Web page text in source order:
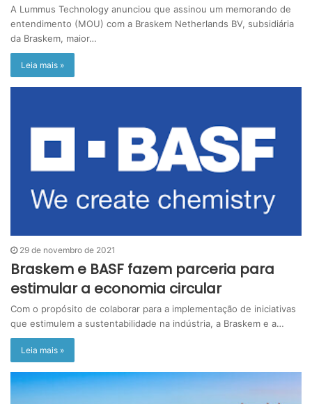
A Lummus Technology anunciou que assinou um memorando de
entendimento (MOU) com a Braskem Netherlands BV, subsidiária
da Braskem, maior…
Leia mais »
29 de novembro de 2021
Braskem e BASF fazem parceria para
estimular a economia circular
Com o propósito de colaborar para a implementação de iniciativas
que estimulem a sustentabilidade na indústria, a Braskem e a…
Leia mais »